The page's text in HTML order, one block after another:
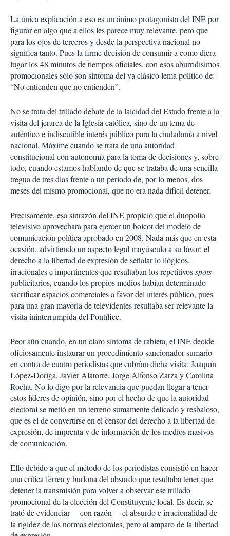
La única explicación a eso es un ánimo protagonista del INE por
figurar en algo que a ellos les parece muy relevante, pero que
para los ojos de terceros y desde la perspectiva nacional no
significa tanto. Pues la firme decisión de consumir a como diera
lugar los 48 minutos de tiempos oficiales, con esos aburridísimos
promocionales sólo son síntoma del ya clásico lema político de:
“No entienden que no entienden”.
No se trata del trillado debate de la laicidad del Estado frente a la
visita del jerarca de la Iglesia católica, sino de un tema de
auténtico e indiscutible interés público para la ciudadanía a nivel
nacional. Máxime cuando se trata de una autoridad
constitucional con autonomía para la toma de decisiones y, sobre
todo, cuando estamos hablando de que se trataba de una sencilla
tregua de tres días frente a un periodo de, por lo menos, dos
meses del mismo promocional, que no era nada difícil detener.
Precisamente, esa sinrazón del INE propició que el duopolio
televisivo aprovechara para ejercer un boicot del modelo de
comunicación política aprobado en 2008. Nada más que en esta
ocasión, advirtiendo un aspecto legal mayúsculo a su favor: el
derecho a la libertad de expresión de señalar lo ilógicos,
irracionales e impertinentes que resultaban los repetitivosspots
publicitarios, cuando los propios medios habían determinado
sacrificar espacios comerciales a favor del interés público, pues
para una gran mayoría de televidentes resultaba ser relevante la
visita ininterrumpida del Pontífice.
Peor aún cuando, en un claro síntoma de rabieta, el INE decide
oficiosamente instaurar un procedimiento sancionador sumario
en contra de cuatro periodistas que cubrían dicha visita: Joaquín
López-Doriga, Javier Alatorre, Jorge Alfonso Zarza y Carolina
Rocha. No lo digo por la relevancia que puedan llegar a tener
estos líderes de opinión, sino por el hecho de que la autoridad
electoral se metió en un terreno sumamente delicado y resbaloso,
que es el de convertirse en el censor del derecho a la libertad de
expresión, de imprenta y de información de los medios masivos
de comunicación.
Ello debido a que el método de los periodistas consistió en hacer
una crítica férrea y burlona del absurdo que resultaba tener que
detener la transmisión para volver a observar ese trillado
promocional de la elección del Constituyente local. Es decir, se
trató de evidenciar —con razón— el absurdo e irracionalidad de
la rigidez de las normas electorales, pero al amparo de la libertad